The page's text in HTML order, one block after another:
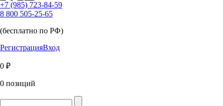
+7 (985) 723-84-59
8 800 505-25-65
(бесплатно по РФ)
РегистрацияВход
0 ₽
0 позиций